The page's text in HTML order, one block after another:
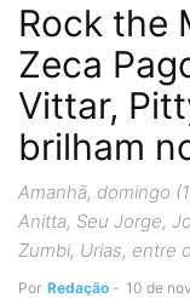
Rock the
Zeca
Vittar,
brilham
Amanhã, domingo
Anitta, Seu Jorge,
Zumbi, Urias, entre
Por Redação - 10 de